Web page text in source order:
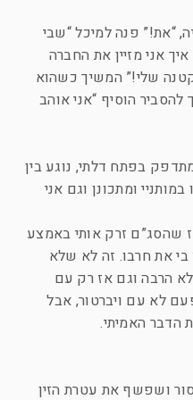
“את!” פנה למיכל “שבי
אני מזיין את החברה
שלי!” המשיך כשהוא
להסביר הוסיף “אני אוהב
בפתח דלתי, נוגע בין
ומתכונן וגם אני
שהסג”ם זרק אותי באמצע
בי את חרבו. זה לא שלא
לא הרבה וגם אז רק עם
לא עם ויברטור, אבל
הדבר האמיתי.
ושפשף את עטרת הזין